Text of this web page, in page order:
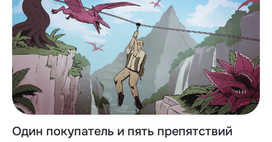
Один покупатель и пять препятствий